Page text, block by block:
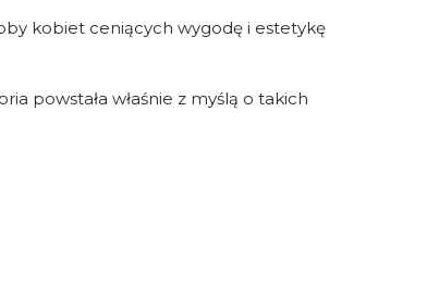
kobiet ceniących wygodę i estetykę
powstała właśnie z myślą o takich